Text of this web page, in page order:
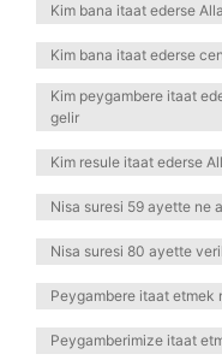
Kim bana itaat ederse
Kim bana itaat ederse
Kim peygambere itaat
gelir
Kim resule itaat ederse
Nisa suresi 59 ayette ne
Nisa suresi 80 ayette
Peygambere itaat etmek
Peygamberimize itaat